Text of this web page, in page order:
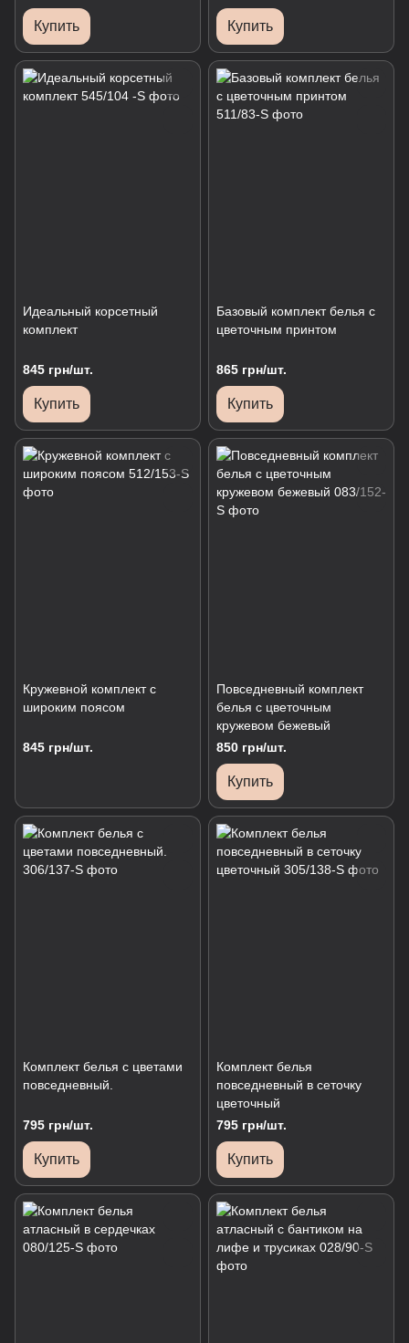
Купить Купить
Идеальный корсетный
комплект
845 грн/шт.
Купить
Базовый комплект белья с
цветочным принтом
865 грн/шт.
Купить
Кружевной комплект с
широким поясом
845 грн/шт.
Повседневный комплект
белья с цветочным
кружевом бежевый
850 грн/шт.
Купить
Комплект белья с цветами
повседневный.
795 грн/шт.
Купить
Комплект белья
повседневный в сеточку
цветочный
795 грн/шт.
Купить